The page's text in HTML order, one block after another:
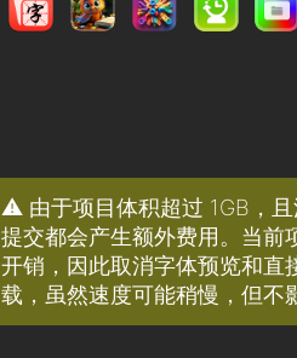
⚠️ 由于项目体积超过 1GB，
提交都会产生额外费用。当前
开销，因此取消字体预览和直
载，虽然速度可能稍慢，但不